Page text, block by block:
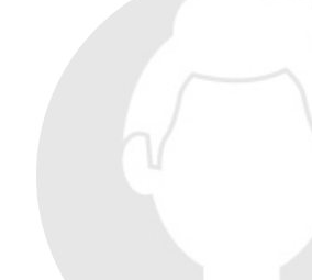
Filtry
Szukaj w promieniu
Moja lokalizacja